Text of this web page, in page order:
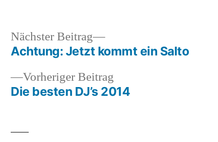
gewehr
,
krieg,
Beitragsnavigation
Vorheriger Beitrag
Beitrag:
Die besten DJ’s 2014
Nächster Beitrag
Nächster
Beitrag:
Achtung: Jetzt kommt ein Salto